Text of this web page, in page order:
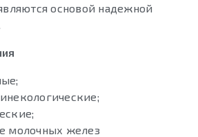
основой надежной
молочных желез